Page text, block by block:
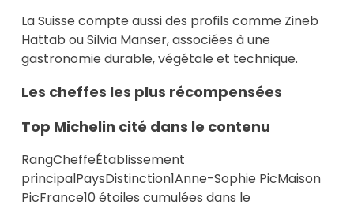
La Suisse compte aussi des profils comme Zineb
Hattab ou Silvia Manser, associées à une
gastronomie durable, végétale et technique.
Les cheffes les plus récompensées
Top Michelin cité dans le contenu
RangCheffeÉtablissement
principalPaysDistinction1Anne-Sophie PicMaison
PicFrance10 étoiles cumulées dans le